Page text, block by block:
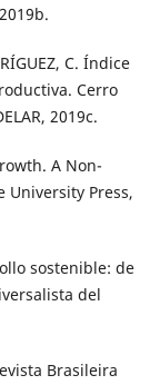
C. Índice
Cerro
2019c.
A Non-
University Press,
sostenible: de
del
Brasileira